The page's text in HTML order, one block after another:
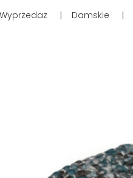
Wyprzedaz | Damskie |